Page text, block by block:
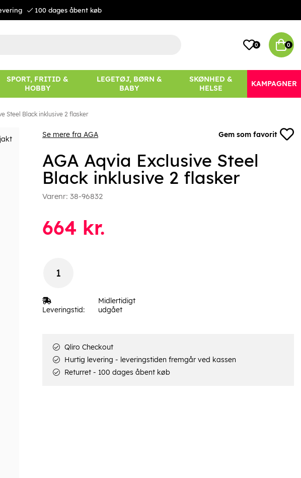
100 dages åbent køb
0 0
SPORT, FRITID &
HOBBY
LEGETØJ, BØRN &
BABY
SKØNHED &
HELSE
KAMPAGNER
Steel Black inklusive 2 flasker
Se mere fra AGA Gem som favorit
AGA Aqvia Exclusive Steel
Black inklusive 2 flasker
Varenr: 38-96832
664 kr.
Leveringstid:
Midlertidigt
udgået
Qliro Checkout
Hurtig levering - leveringstiden fremgår ved kassen
Returret - 100 dages åbent køb